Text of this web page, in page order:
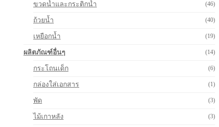
ขวดน้ำและกระติกน้ำ (46)
ถ้วยน้ำ (40)
เหยือกน้ำ (19)
ผลิตภัณฑ์อื่นๆ (14)
กระโถนเด็ก (6)
กล่องใส่เอกสาร (1)
พัด (3)
ไม้เกาหลัง (3)